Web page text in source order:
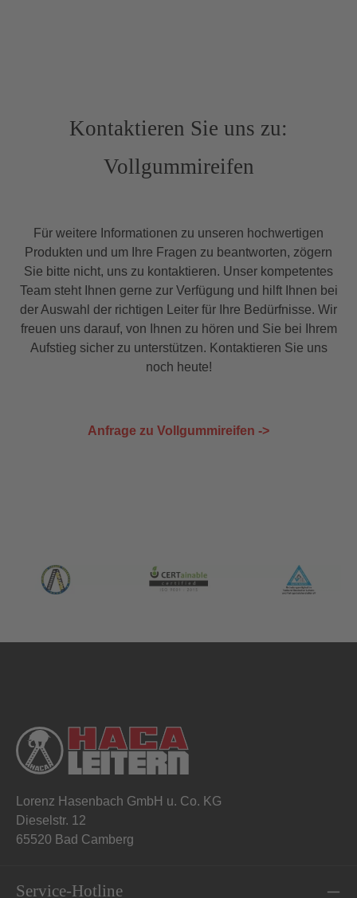
Kontaktieren Sie uns zu:
Vollgummireifen
Für weitere Informationen zu unseren hochwertigen
Produkten und um Ihre Fragen zu beantworten, zögern
Sie bitte nicht, uns zu kontaktieren. Unser kompetentes
Team steht Ihnen gerne zur Verfügung und hilft Ihnen bei
der Auswahl der richtigen Leiter für Ihre Bedürfnisse. Wir
freuen uns darauf, von Ihnen zu hören und Sie bei Ihrem
Aufstieg sicher zu unterstützen. Kontaktieren Sie uns
noch heute!
Anfrage zu Vollgummireifen ->
Lorenz Hasenbach GmbH u. Co. KG
Dieselstr. 12
65520 Bad Camberg
Service-Hotline